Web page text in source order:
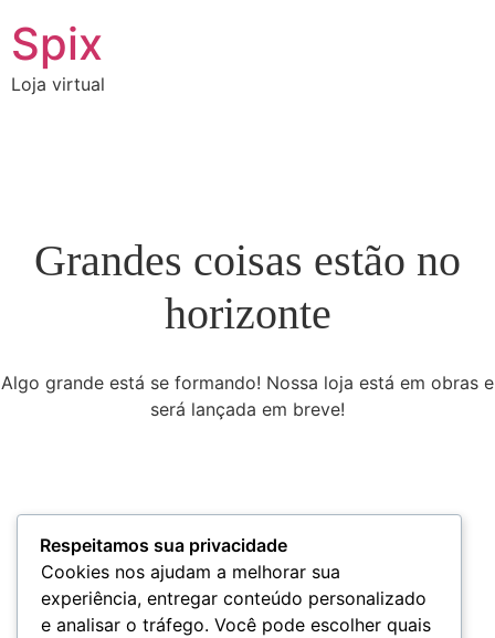
Spix
Loja virtual
Grandes coisas estão no
horizonte
Algo grande está se formando! Nossa loja está em obras e
será lançada em breve!
Loja virtual
Todos os direitos reservados
Respeitamos sua privacidade
Cookies nos ajudam a melhorar sua
experiência, entregar conteúdo personalizado
e analisar o tráfego. Você pode escolher quais